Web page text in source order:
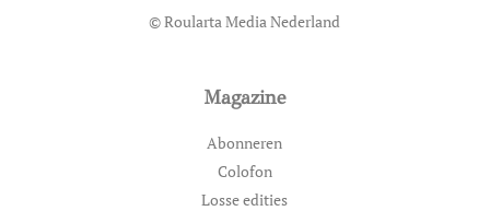
© Roularta Media Nederland
Magazine
Abonneren
Colofon
Losse edities